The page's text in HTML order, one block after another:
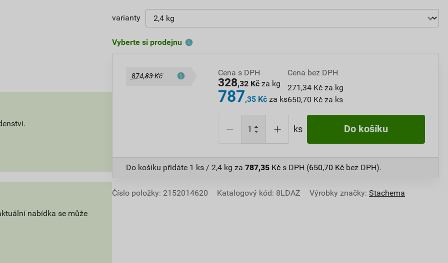
nabídka se může
varianty
Vyberte si prodejnu
874,83 Kč Cena s DPH
328,32 Kč za kg
787,35 Kč za ks
Cena bez DPH
271,34 Kč za kg
650,70 Kč za ks
ks Do košíku
Do košíku přidáte 1 ks / 2,4 kg za 787,35 Kč s DPH (650,70 Kč bez DPH).
Číslo položky: 2152014620 Katalogový kód: 8LDAZ Výrobky značky: Stachema